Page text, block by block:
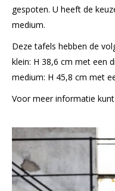
gespoten. U heeft de
medium.
Deze tafels hebben de
klein: H 38,6 cm met een
medium: H 45,8 cm met
Voor meer informatie